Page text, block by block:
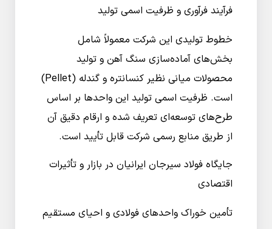
فرآیند فرآوری و ظرفیت اسمی تولید
خطوط تولیدی این شرکت معمولاً شامل
بخش‌های آماده‌سازی سنگ آهن و تولید
محصولات میانی نظیر کنسانتره و گندله (Pellet)
است. ظرفیت اسمی تولید این واحدها بر اساس
طرح‌های توسعه‌ای تعریف شده و ارقام دقیق آن
از طریق منابع رسمی شرکت قابل تأیید است.
جایگاه فولاد سیرجان ایرانیان در بازار و تأثیرات
اقتصادی
تأمین خوراک واحدهای فولادی و احیای مستقیم